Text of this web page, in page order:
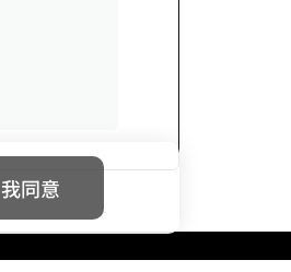
我同意